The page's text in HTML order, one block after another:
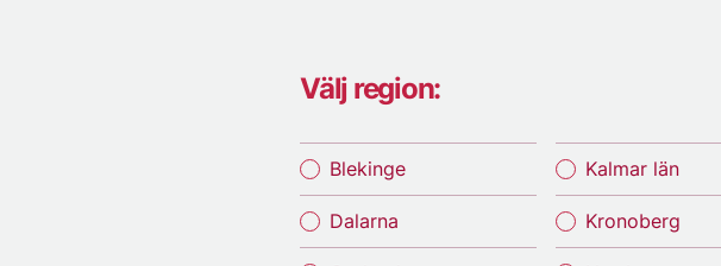
Välj region:
Blekinge
Dalarna
Kalmar län
Kronoberg